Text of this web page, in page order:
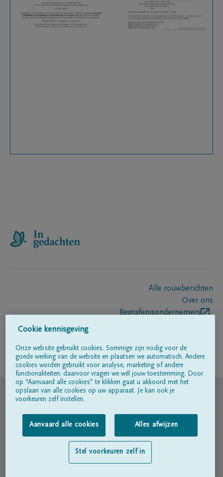
Alle rouwberichten
Over ons
Begrafenisondernemers
Volg ons op
© DELA
Gebruiksvoorwaarden
Privacyverklaring
Toegankelijkheidsverklaring
Cookie kennisgeving
Onze website gebruikt cookies. Sommige zijn nodig voor de
goede werking van de website en plaatsen we automatisch. Andere
cookies worden gebruikt voor analyse, marketing of andere
functionaliteiten; daarvoor vragen we wél jouw toestemming. Door
op “Aanvaard alle cookies” te klikken gaat u akkoord met het
opslaan van alle cookies op uw apparaat. Je kan ook je
voorkeuren zelf instellen.
Aanvaard alle cookies Alles afwijzen
Stel voorkeuren zelf in